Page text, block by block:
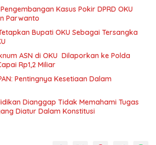
Kasus Pokir DPRD OKU
Parwanto
Bupati OKU Sebagai Tersangka
ASN di OKU Dilaporkan ke Polda
Rp1,2 Miliar
Pentingnya Kesetiaan Dalam
Dianggap Tidak Memahami Tugas
Diatur Dalam Konstitusi